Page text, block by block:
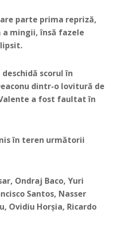
parte prima repriză,
a mingii, însă fazele
scorul în
dintr-o lovitură de
a fost faultat în
în teren următorii
Ondraj Baco, Yuri
Santos, Nasser
Ovidiu Horșia, Ricardo